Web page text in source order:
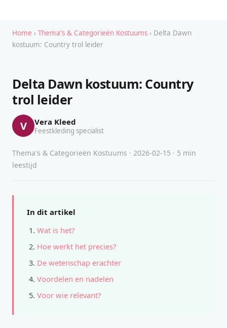
Home › Thema's & Categorieën Kostuums › Delta Dawn
kostuum: Country trol leider
Delta Dawn kostuum: Country
trol leider
V Vera Kleed
Feestkleding specialist
Thema's & Categorieën Kostuums · 2026-02-15 · 5 min
leestijd
In dit artikel
Wat is het?
Hoe werkt het precies?
De wetenschap erachter
Voordelen en nadelen
Voor wie relevant?